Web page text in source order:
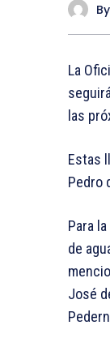
By
La
las
Estas
Pedro
Para
de
José